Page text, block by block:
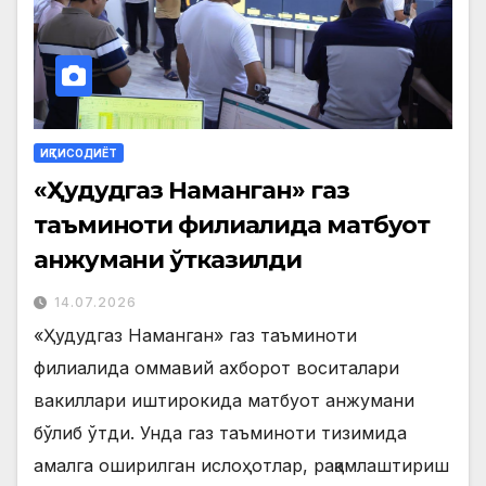
ИҚТИСОДИЁТ
«Ҳудудгаз Наманган» газ
таъминоти филиалида матбуот
анжумани ўтказилди
14.07.2026
«Ҳудудгаз Наманган» газ таъминоти
филиалида оммавий ахборот воситалари
вакиллари иштирокида матбуот анжумани
бўлиб ўтди. Унда газ таъминоти тизимида
амалга оширилган ислоҳотлар, рақамлаштириш